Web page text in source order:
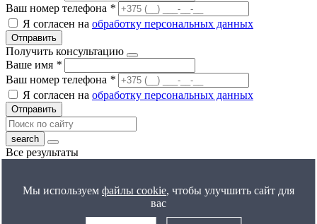
Ваш номер телефона *
Я согласен на обработку персональных данных
Отправить
Получить консультацию
Ваше имя *
Ваш номер телефона *
Я согласен на обработку персональных данных
Отправить
Все результаты
Ваш номер телефона*
обработку персональных данных
Мы используем файлы cookie, чтобы улучшить сайт для
вас